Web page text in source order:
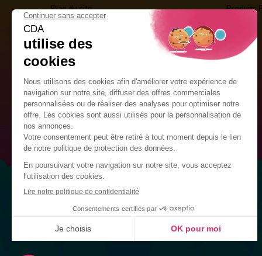
Plan du site
Kits de décoration
Drapeaux Personnalisés
Produits